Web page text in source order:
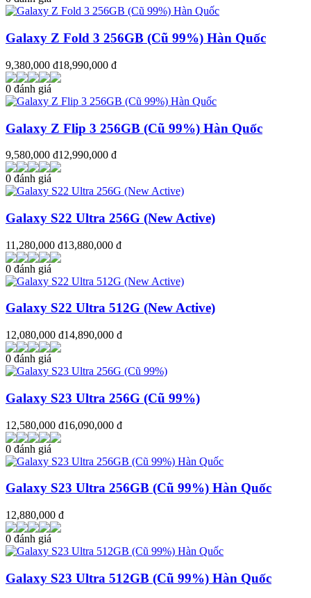
Galaxy Z Fold 3 256GB (Cũ 99%) Hàn Quốc
9,380,000 đ18,990,000 đ
0 đánh giá
Galaxy Z Flip 3 256GB (Cũ 99%) Hàn Quốc
9,580,000 đ12,990,000 đ
0 đánh giá
Galaxy S22 Ultra 256G (New Active)
11,280,000 đ13,880,000 đ
0 đánh giá
Galaxy S22 Ultra 512G (New Active)
12,080,000 đ14,890,000 đ
0 đánh giá
Galaxy S23 Ultra 256G (Cũ 99%)
12,580,000 đ16,090,000 đ
0 đánh giá
Galaxy S23 Ultra 256GB (Cũ 99%) Hàn Quốc
12,880,000 đ
0 đánh giá
Galaxy S23 Ultra 512GB (Cũ 99%) Hàn Quốc